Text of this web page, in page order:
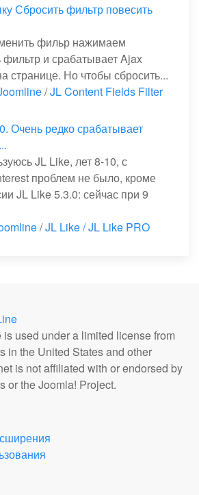
Сбросить фильтр повесить
фильр нажимаем
и срабатывает Ajax
странице. Но чтобы сбросить...
/JL Content Fields Filter
Очень редко срабатывает
JL Like, лет 8-10, с
проблем не было, кроме
JL Like 5.3.0: сейчас при 9
/JL Like / JL Like PRO
used under a limited license from
in the United States and other
is not affiliated with or endorsed by
or the Joomla! Project.